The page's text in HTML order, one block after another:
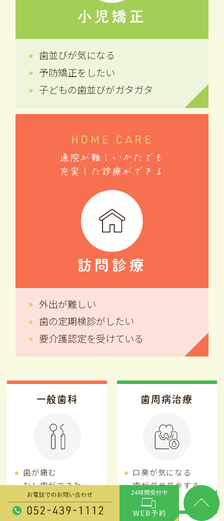
小児矯正
歯並びが気になる
予防矯正をしたい
子どもの歯並びがガタガタ
HOME CARE
通院が難しいかたでも
充実した診療ができる
訪問診療
外出が難しい
歯の定期検診がしたい
要介護認定を受けている
一般歯科
歯が痛む
むし歯ができた
歯周病治療
口臭が気になる
歯がグラグラする